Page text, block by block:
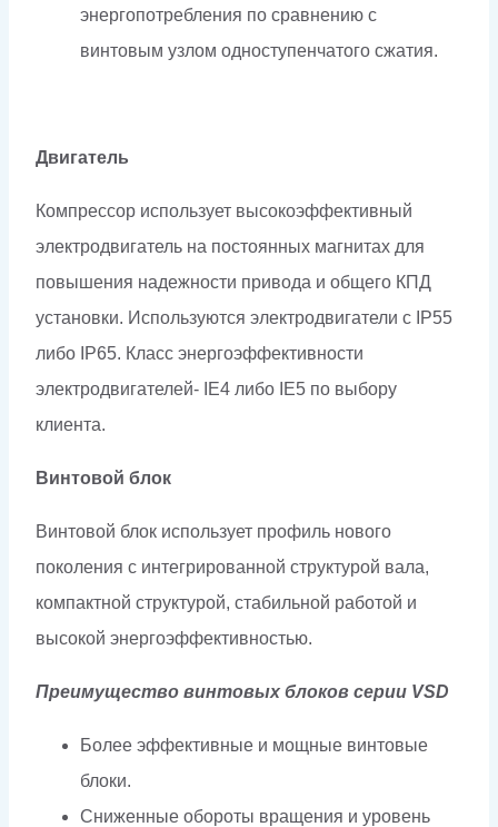
энергопотребления по сравнению с
винтовым узлом одноступенчатого сжатия.
Двигатель
Компрессор использует высокоэффективный
электродвигатель на постоянных магнитах для
повышения надежности привода и общего КПД
установки. Используются электродвигатели с IP55
либо IP65. Класс энергоэффективности
электродвигателей- IE4 либо IE5 по выбору
клиента.
Винтовой блок
Винтовой блок использует профиль нового
поколения с интегрированной структурой вала,
компактной структурой, стабильной работой и
высокой энергоэффективностью.
Преимущество винтовых блоков серии VSD
Более эффективные и мощные винтовые
блоки.
Сниженные обороты вращения и уровень